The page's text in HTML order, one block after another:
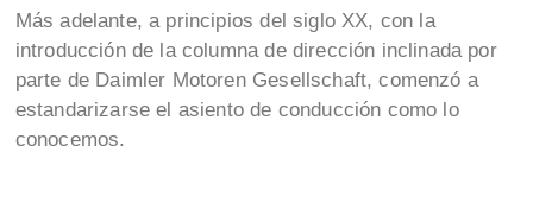
Más adelante, a principios del siglo XX, con la
introducción de la columna de dirección inclinada por
parte de Daimler Motoren Gesellschaft, comenzó a
estandarizarse el asiento de conducción como lo
conocemos.